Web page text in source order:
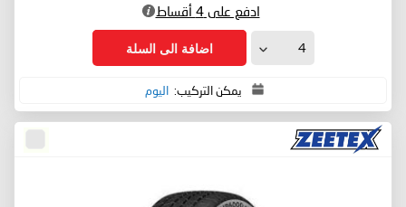
ادفع على 4 أقساط
اضافة الى السلة
يمكن التركيب: اليوم